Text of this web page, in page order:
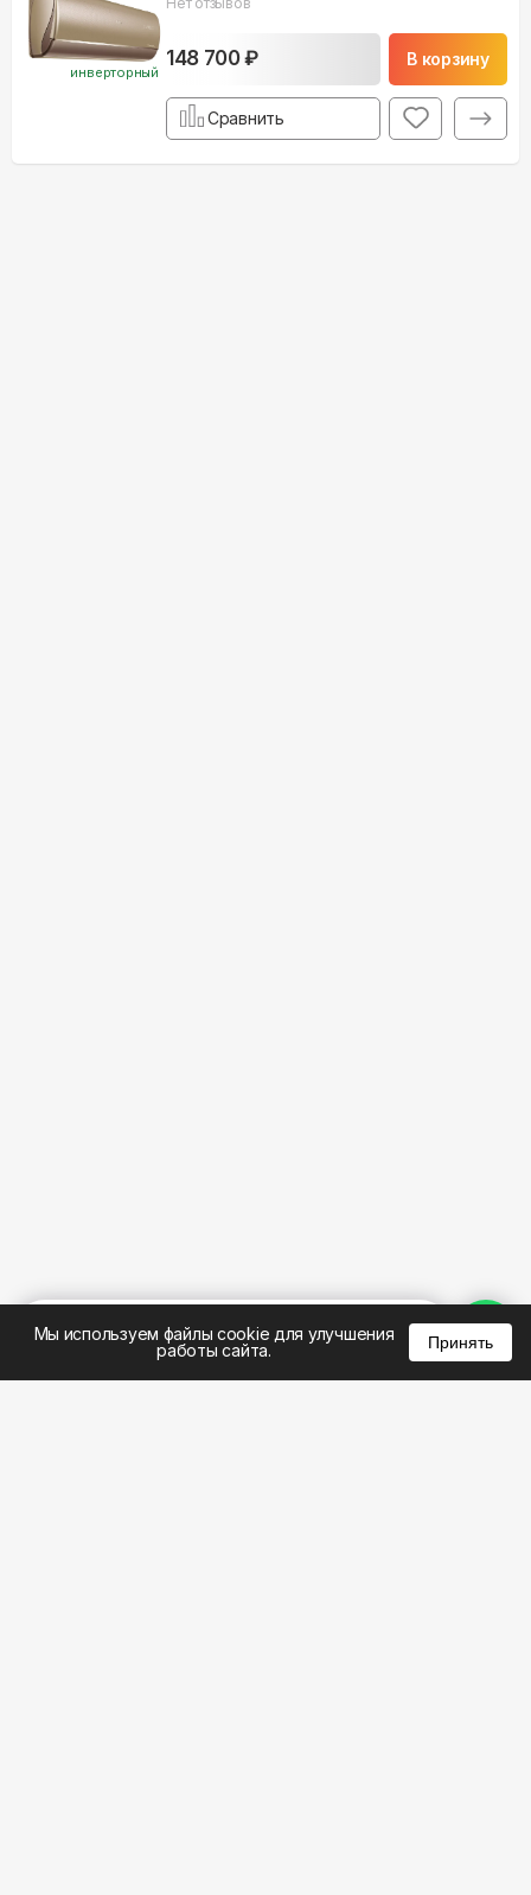
инверторный
148 700 ₽ В корзину
Сравнить
Мы используем файлы cookie для улучшения
работы сайта.
Принять